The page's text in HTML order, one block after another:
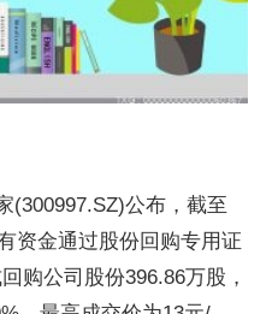
(300997.SZ)公布，截至
资金通过股份回购专用证
购公司股份396.86万股，